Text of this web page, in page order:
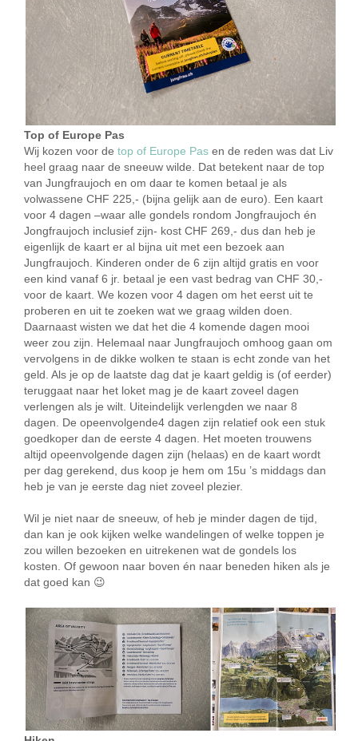
Top of Europe Pas
Wij kozen voor de top of Europe Pas en de reden was dat Liv
heel graag naar de sneeuw wilde. Dat betekent naar de top
van Jungfraujoch en om daar te komen betaal je als
volwassene CHF 225,- (bijna gelijk aan de euro). Een kaart
voor 4 dagen –waar alle gondels rondom Jongfraujoch én
Jongfraujoch inclusief zijn- kost CHF 269,- dus dan heb je
eigenlijk de kaart er al bijna uit met een bezoek aan
Jungfraujoch. Kinderen onder de 6 zijn altijd gratis en voor
een kind vanaf 6 jr. betaal je een vast bedrag van CHF 30,-
voor de kaart. We kozen voor 4 dagen om het eerst uit te
proberen en uit te zoeken wat we graag wilden doen.
Daarnaast wisten we dat het die 4 komende dagen mooi
weer zou zijn. Helemaal naar Jungfraujoch omhoog gaan om
vervolgens in de dikke wolken te staan is echt zonde van het
geld. Als je op de laatste dag dat je kaart geldig is (of eerder)
teruggaat naar het loket mag je de kaart zoveel dagen
verlengen als je wilt. Uiteindelijk verlengden we naar 8
dagen. De opeenvolgende4 dagen zijn relatief ook een stuk
goedkoper dan de eerste 4 dagen. Het moeten trouwens
altijd opeenvolgende dagen zijn (helaas) en de kaart wordt
per dag gerekend, dus koop je hem om 15u ’s middags dan
heb je van je eerste dag niet zoveel plezier.
Wil je niet naar de sneeuw, of heb je minder dagen de tijd,
dan kan je ook kijken welke wandelingen of welke toppen je
zou willen bezoeken en uitrekenen wat de gondels los
kosten. Of gewoon naar boven én naar beneden hiken als je
dat goed kan 😉